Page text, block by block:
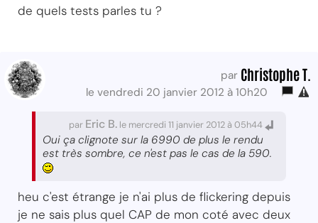
de quels tests parles tu ?
par Christophe T.
le vendredi 20 janvier 2012 à 10h20
par Eric B. le mercredi 11 janvier 2012 à 05h44
Oui ça clignote sur la 6990 de plus le rendu
est très sombre, ce n'est pas le cas de la 590.
heu c'est étrange je n'ai plus de flickering depuis
je ne sais plus quel CAP de mon coté avec deux